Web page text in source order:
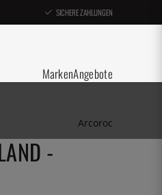
SICHERE ZAHLUNGEN
MarkenAngebote
Arcoroc
-